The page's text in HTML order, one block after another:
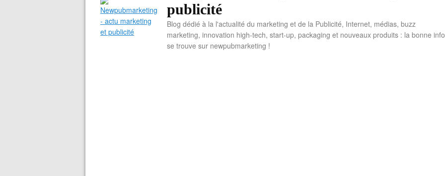
publicité
Blog dédié à la l'actualité du marketing et de la Publicité, Internet, médias, buzz
marketing, innovation high-tech, start-up, packaging et nouveaux produits : la bonne info
se trouve sur newpubmarketing !